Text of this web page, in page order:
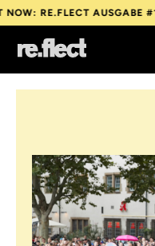
AUSGABE #120 –
AUSGABE #120 –